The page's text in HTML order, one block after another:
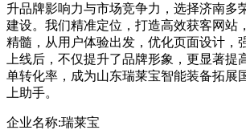
升品牌影响力与市场竞争力，选择济南多
建设。我们精准定位，打造高效获客网站
精髓，从用户体验出发，优化页面设计，
上线后，不仅提升了品牌形象，更显著提
单转化率，成为山东瑞莱宝智能装备拓展
上助手。
企业名称:瑞莱宝